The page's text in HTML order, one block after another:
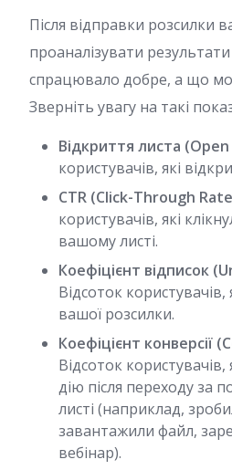
Після відправки розсилки
проаналізувати
спрацювало добре, а що
Зверніть увагу на такі
Відкриття листа
користувачів, які
CTR (Click-Through
користувачів, які
вашому листі.
Коефіцієнт відписок
Відсоток користувачів,
вашої розсилки.
Коефіцієнт конверсії
Відсоток
дію після переходу за
листі (наприклад,
завантажили файл,
вебінар).